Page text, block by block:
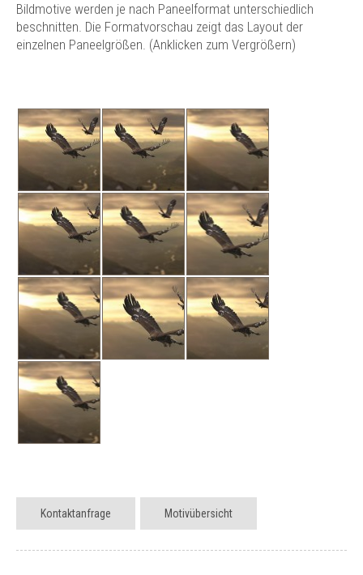
Bildmotive werden je nach Paneelformat unterschiedlich
beschnitten. Die Formatvorschau zeigt das Layout der
einzelnen Paneelgrößen. (Anklicken zum Vergrößern)
Kontaktanfrage Motivübersicht